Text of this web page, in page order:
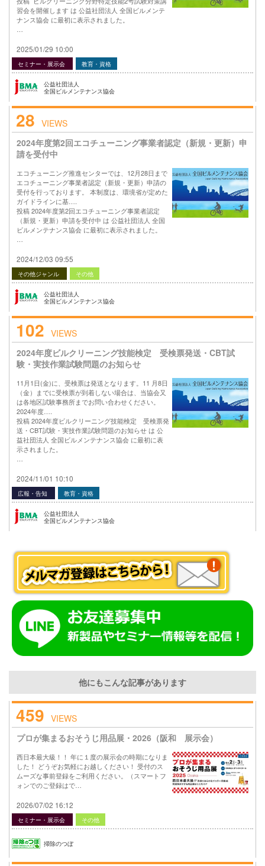
習会を開催します は 公益社団法人 全国ビルメンテ
ナンス協会 に最初に表示されました。
2025/01/29 10:00
セミナー・展示会 教育・資格
公益社団法人
全国ビルメンテナンス協会
28 VIEWS
2024年度第2回エコチューニング事業者認定（新規・更新）申
請を受付中
エコチューニング推進センターでは、12月28日まで
エコチューニング事業者認定（新規・更新）申請の
受付を行っております。 本制度は、環境省が定めた
ガイドラインに基….
投稿 2024年度第2回エコチューニング事業者認定
（新規・更新）申請を受付中 は 公益社団法人 全国
ビルメンテナンス協会 に最初に表示されました。
2024/12/03 09:55
その他ジャンル その他
公益社団法人
全国ビルメンテナンス協会
102 VIEWS
2024年度ビルクリーニング技能検定 受検票発送・CBT試
験・実技作業試験問題のお知らせ
11月1日(金)に、受検票は発送となります。11 月8日
（金）までに受検票が到着しない場合は、当協会又
は各地区試験事務所までお問い合わせください。
2024年度….
投稿 2024年度ビルクリーニング技能検定 受検票発
送・CBT試験・実技作業試験問題のお知らせ は 公
益社団法人 全国ビルメンテナンス協会 に最初に表
示されました。
2024/11/01 10:10
広報・告知 教育・資格
公益社団法人
全国ビルメンテナンス協会
他にもこんな記事があります
459 VIEWS
プロが集まるおそうじ用品展・2026（阪和 展示会）
西日本最大級！！ 年に１度の展示会の時期になりま
した！ どうぞお気軽にお越しください！ 受付のス
ムーズな事前登録をご利用ください。（スマートフ
ォンでのご登録はで…
2026/07/02 16:12
セミナー・展示会 その他
掃除のつぼ